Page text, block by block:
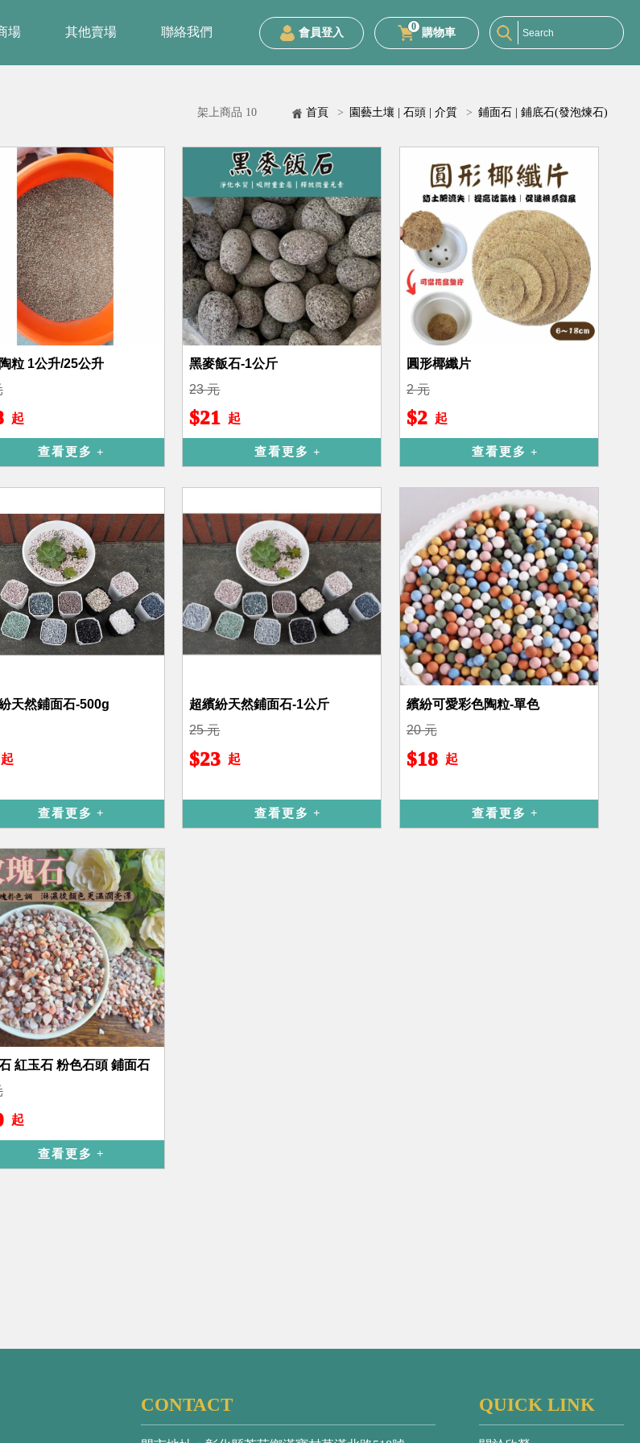
場 其他賣場 聯絡我們 會員登入 0 購物車
架上商品 10 首頁 > 園藝土壤 | 石頭 | 介質 > 鋪面石 | 鋪底石(發泡煉石)
粒 1公升/25公升
起
查看更多
黑麥飯石-1公斤
23 元
$21 起
查看更多
圓形椰纖片
2 元
$2 起
查看更多
天然鋪面石-500g
起
查看更多
超繽紛天然鋪面石-1公斤
25 元
$23 起
查看更多
繽紛可愛彩色陶粒-單色
20 元
$18 起
查看更多
紅玉石 粉色石頭 鋪面石
起
查看更多
CONTACT QUICK LINK